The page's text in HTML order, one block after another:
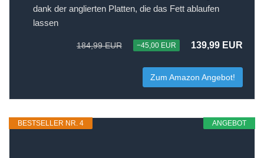
dank der anglierten Platten, die das Fett ablaufen
lassen
184,99 EUR −45,00 EUR 139,99 EUR
Zum Amazon Angebot!
ANGEBOT
BESTSELLER NR. 4